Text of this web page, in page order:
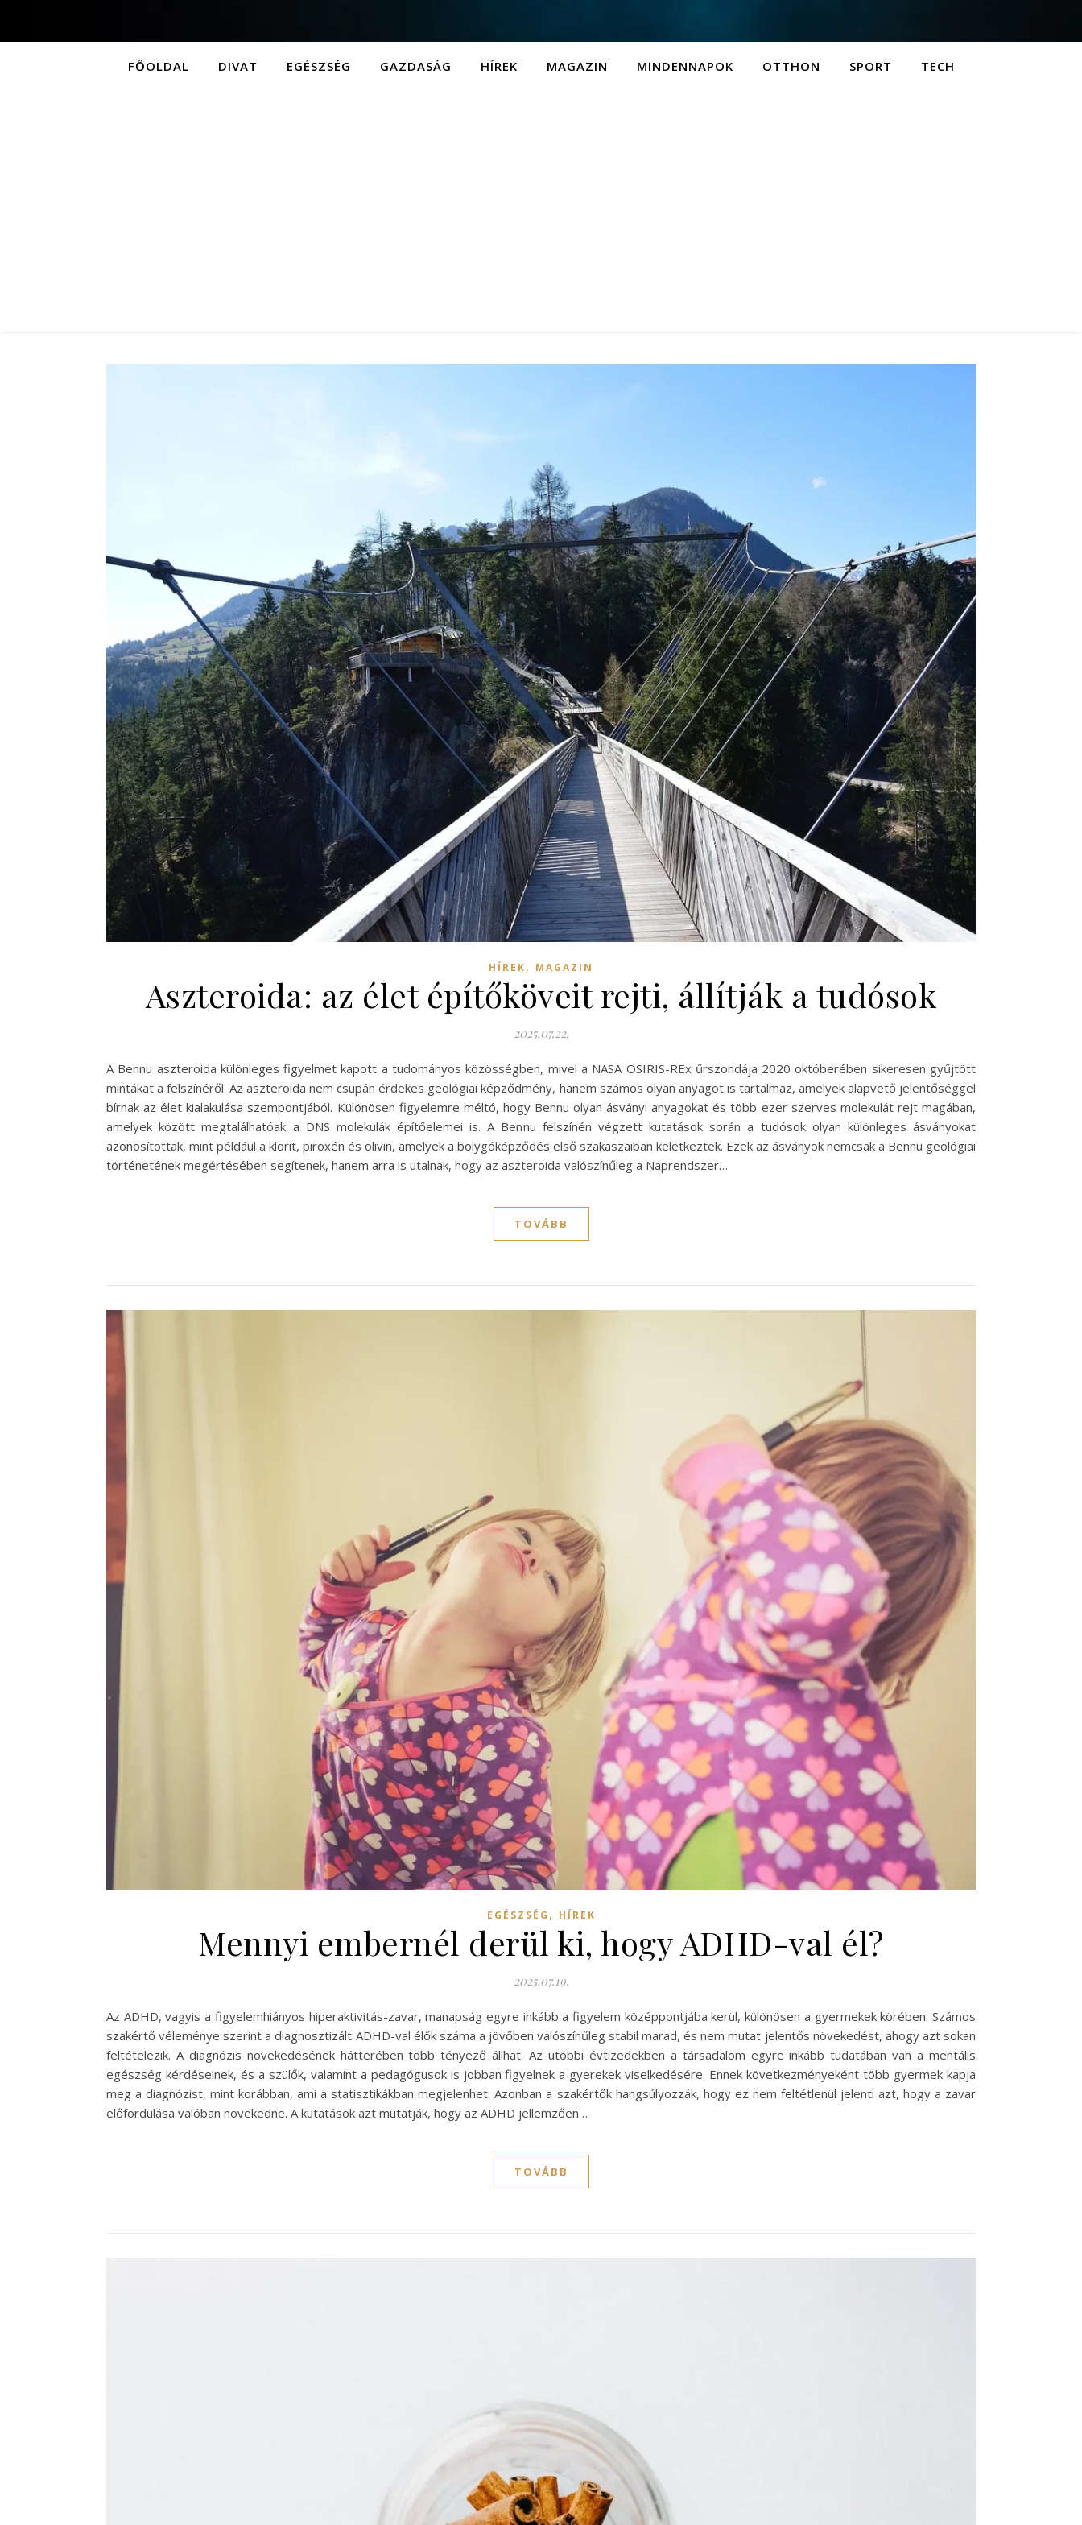
FŐOLDAL DIVAT EGÉSZSÉG GAZDASÁG HÍREK MAGAZIN MINDENNAPOK OTTHON SPORT TECH
HÍREK, MAGAZIN
Aszteroida: az élet építőköveit rejti, állítják a tudósok
2025.07.22.
A Bennu aszteroida különleges figyelmet kapott a tudományos közösségben, mivel a NASA OSIRIS-REx űrszondája 2020 októberében sikeresen gyűjtött
mintákat a felszínéről. Az aszteroida nem csupán érdekes geológiai képződmény, hanem számos olyan anyagot is tartalmaz, amelyek alapvető jelentőséggel
bírnak az élet kialakulása szempontjából. Különösen figyelemre méltó, hogy Bennu olyan ásványi anyagokat és több ezer szerves molekulát rejt magában,
amelyek között megtalálhatóak a DNS molekulák építőelemei is. A Bennu felszínén végzett kutatások során a tudósok olyan különleges ásványokat
azonosítottak, mint például a klorit, piroxén és olivin, amelyek a bolygóképződés első szakaszaiban keletkeztek. Ezek az ásványok nemcsak a Bennu geológiai
történetének megértésében segítenek, hanem arra is utalnak, hogy az aszteroida valószínűleg a Naprendszer…
TOVÁBB
EGÉSZSÉG , HÍREK
Mennyi embernél derül ki, hogy ADHD-val él?
2025.07.19.
Az ADHD, vagyis a figyelemhiányos hiperaktivitás-zavar, manapság egyre inkább a figyelem középpontjába kerül, különösen a gyermekek körében. Számos
szakértő véleménye szerint a diagnosztizált ADHD-val élők száma a jövőben valószínűleg stabil marad, és nem mutat jelentős növekedést, ahogy azt sokan
feltételezik. A diagnózis növekedésének hátterében több tényező állhat. Az utóbbi évtizedekben a társadalom egyre inkább tudatában van a mentális
egészség kérdéseinek, és a szülők, valamint a pedagógusok is jobban figyelnek a gyerekek viselkedésére. Ennek következményeként több gyermek kapja
meg a diagnózist, mint korábban, ami a statisztikákban megjelenhet. Azonban a szakértők hangsúlyozzák, hogy ez nem feltétlenül jelenti azt, hogy a zavar
előfordulása valóban növekedne. A kutatások azt mutatják, hogy az ADHD jellemzően…
TOVÁBB